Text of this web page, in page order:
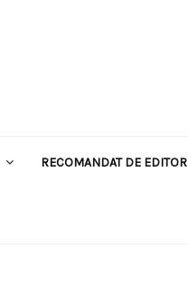
RECOMANDAT DE EDITOR